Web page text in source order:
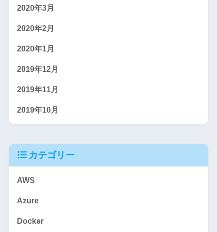
2020年3月
2020年2月
2020年1月
2019年12月
2019年11月
2019年10月
カテゴリー
AWS
Azure
Docker